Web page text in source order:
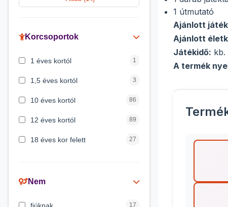
Peppa malac
Korcsoportok
1 éves kortól 1
1,5 éves kortól 3
10 éves kortól 86
12 éves kortól 89
18 éves kor felett 27
3 éves kortól 200
Nem
fiúknak 17
1 útmutató
Ajánlott
Ajánlott
Játékidő: kb.
A termék